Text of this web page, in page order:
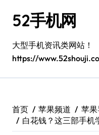
52手机网
大型手机资讯类网站！
https://
首页 苹果频道 苹
白花钱？这三部手机